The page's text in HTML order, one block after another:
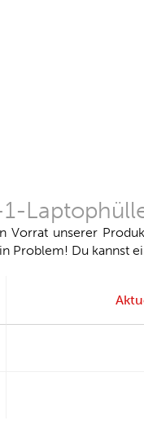
Vorrat unserer
Problem! Du kannst